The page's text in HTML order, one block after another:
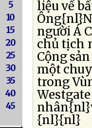
5
10
15
20
25
30
35
40
45
liệu về
người Á
chủ tịch
Cộng
một
trong
{nl}{nl}